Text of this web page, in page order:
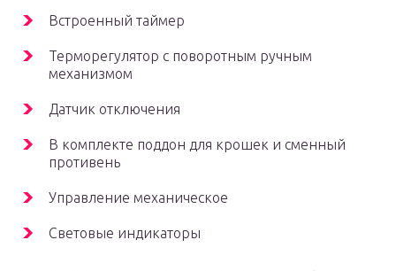
Встроенный таймер
Терморегулятор с поворотным ручным
механизмом
Датчик отключения
В комплекте поддон для крошек и сменный
противень
Управление механическое
Световые индикаторы